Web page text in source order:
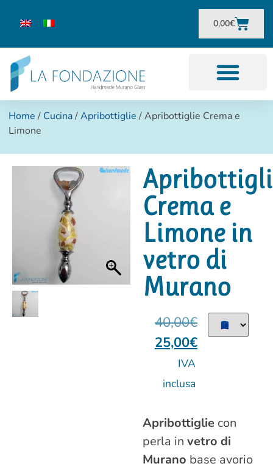
0,00€
Home / Cucina/Apribottiglie / Apribottiglie Crema e
Limone
Crema e
Limone in
vetro di
Murano
40,00€
25,00€
IVA
inclusa
Apribottiglie con
perla in vetro di
Murano base avorio